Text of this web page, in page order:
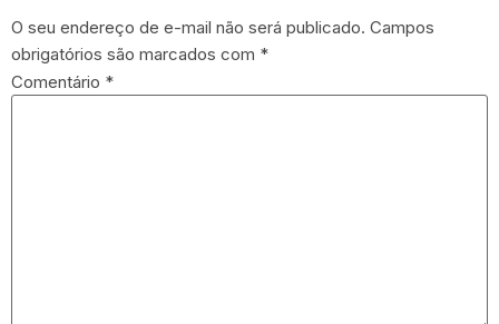
O seu endereço de e-mail não será publicado. Campos
obrigatórios são marcados com *
Comentário *